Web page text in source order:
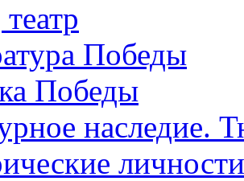
Победы
Победы
наследие.
личности